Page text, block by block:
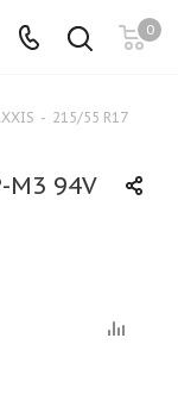
0
- 215/55 R17
94V